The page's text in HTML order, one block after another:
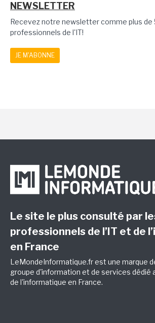
NEWSLETTER
Recevez notre newsletter comme plus
professionnels de l'IT!
JE M'ABONNE
Le site le plus consulté par
professionnels de l’IT et de
en France
LeMondeInformatique.fr est une marque
groupe d'information et de services dédié
de l'informatique en France.